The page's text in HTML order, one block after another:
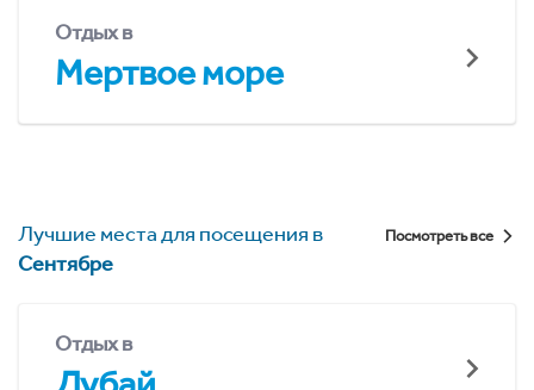
Отдых в
Мертвое море
Лучшие места для посещения в
Сентябре
Посмотреть все
Отдых в